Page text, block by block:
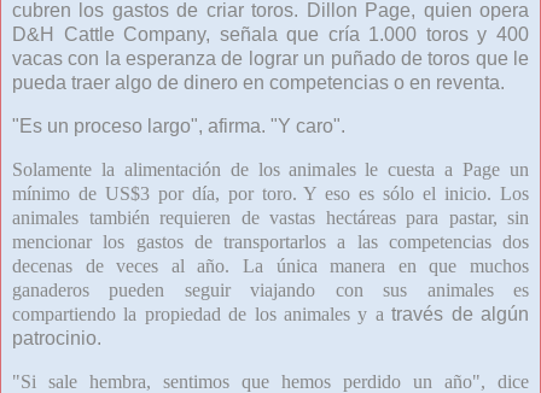
cubren los gastos de criar toros. Dillon Page, quien opera
D&H Cattle Company, señala que cría 1.000 toros y 400
vacas con la esperanza de lograr un puñado de toros que le
pueda traer algo de dinero en competencias o en reventa.
"Es un proceso largo", afirma. "Y caro".
Solamente la alimentación de los animales le cuesta a Page un
mínimo de US$3 por día, por toro. Y eso es sólo el inicio. Los
animales también requieren de vastas hectáreas para pastar, sin
mencionar los gastos de transportarlos a las competencias dos
decenas de veces al año. La única manera en que muchos
ganaderos pueden seguir viajando con sus animales es
compartiendo la propiedad de los animales y através de algún
patrocinio.
"Si sale hembra, sentimos que hemos perdido un año", dice